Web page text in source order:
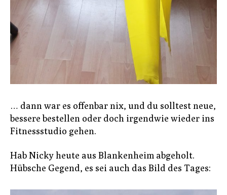
… dann war es offenbar nix, und du solltest neue,
bessere bestellen oder doch irgendwie wieder ins
Fitnessstudio gehen.
Hab Nicky heute aus Blankenheim abgeholt.
Hübsche Gegend, es sei auch das Bild des Tages: